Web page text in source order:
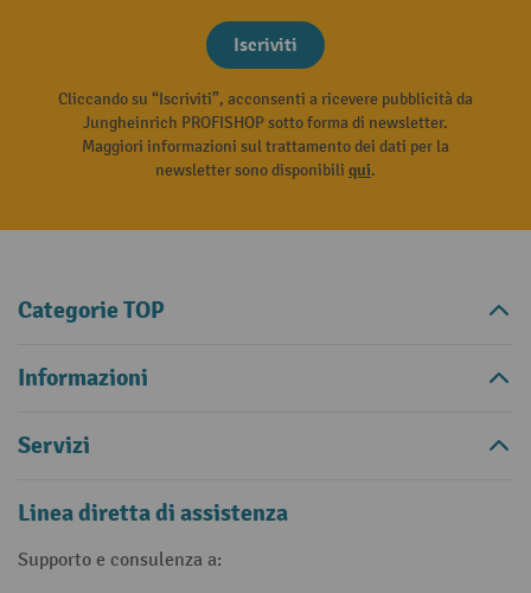
Iscriviti
Cliccando su “Iscriviti”, acconsenti a ricevere pubblicità da
Jungheinrich PROFISHOP sotto forma di newsletter.
Maggiori informazioni sul trattamento dei dati per la
newsletter sono disponibili qui.
Categorie TOP
Informazioni
Servizi
Linea diretta di assistenza
Supporto e consulenza a: